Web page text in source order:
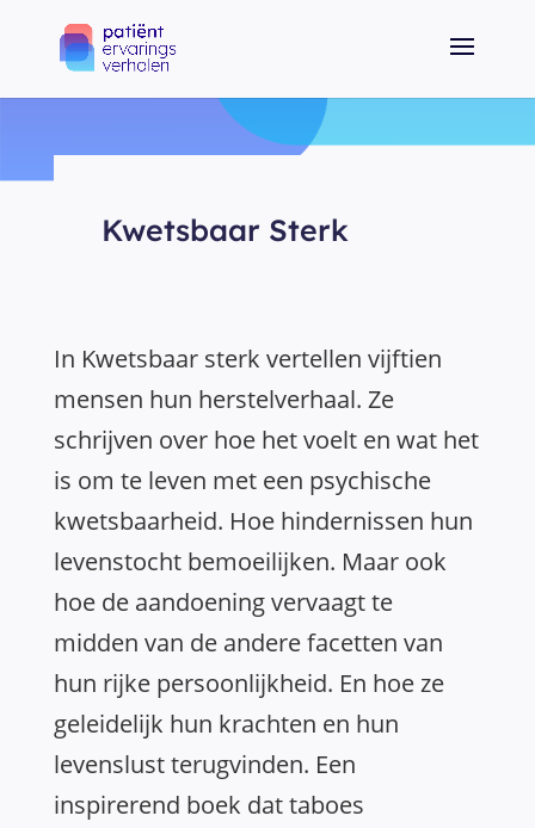
Kwetsbaar Sterk
In Kwetsbaar sterk vertellen vijftien
mensen hun herstelverhaal. Ze
schrijven over hoe het voelt en wat het
is om te leven met een psychische
kwetsbaarheid. Hoe hindernissen hun
levenstocht bemoeilijken. Maar ook
hoe de aandoening vervaagt te
midden van de andere facetten van
hun rijke persoonlijkheid. En hoe ze
geleidelijk hun krachten en hun
levenslust terugvinden. Een
inspirerend boek dat taboes